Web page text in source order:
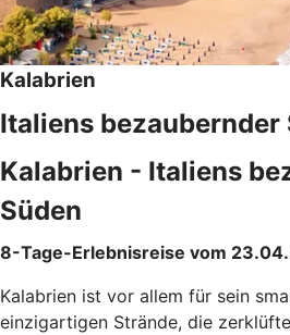
Kalabrien
Italiens bezaubernder
Kalabrien - Italiens
Süden
8-Tage-Erlebnisreise vom
Kalabrien ist vor allem für sein
einzigartigen Strände, die